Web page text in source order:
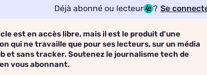
Déjà abonné ou lecteur ? Se
est en accès libre, mais il est le produit d'une
qui ne travaille que pour ses lecteurs, sur un média
et sans tracker. Soutenez le journalisme tech de
vous abonnant.